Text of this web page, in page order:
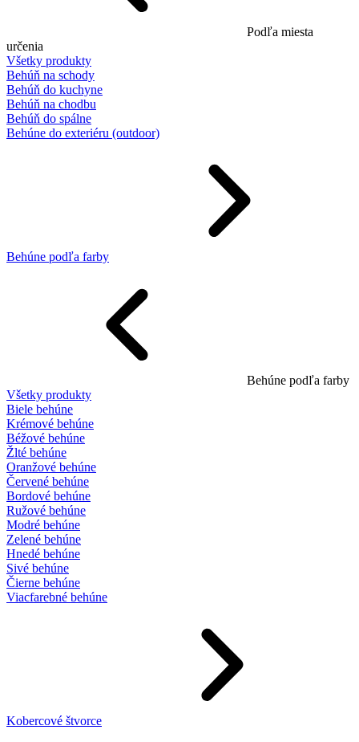
Podľa miesta
určenia
Všetky produkty
Behúň na schody
Behúň do kuchyne
Behúň na chodbu
Behúň do spálne
Behúne do exteriéru (outdoor)
Behúne podľa farby
Behúne podľa farby
Všetky produkty
Biele behúne
Krémové behúne
Béžové behúne
Žlté behúne
Oranžové behúne
Červené behúne
Bordové behúne
Ružové behúne
Modré behúne
Zelené behúne
Hnedé behúne
Sivé behúne
Čierne behúne
Viacfarebné behúne
Kobercové štvorce